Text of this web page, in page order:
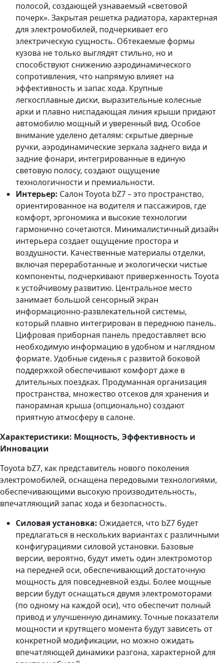
полосой, создающей узнаваемый «световой
почерк». Закрытая решетка радиатора, характерная
для электромобилей, подчеркивает его
электрическую сущность. Обтекаемые формы
кузова не только выглядят стильно, но и
способствуют снижению аэродинамического
сопротивления, что напрямую влияет на
эффективность и запас хода. Крупные
легкосплавные диски, выразительные колесные
арки и плавно ниспадающая линия крыши придают
автомобилю мощный и уверенный вид. Особое
внимание уделено деталям: скрытые дверные
ручки, аэродинамические зеркала заднего вида и
задние фонари, интегрированные в единую
световую полосу, создают ощущение
технологичности и премиальности.
Интерьер: Салон Toyota bZ7 – это пространство,
ориентированное на водителя и пассажиров, где
комфорт, эргономика и высокие технологии
гармонично сочетаются. Минималистичный дизайн
интерьера создает ощущение простора и
воздушности. Качественные материалы отделки,
включая переработанные и экологически чистые
компоненты, подчеркивают приверженность Toyota
к устойчивому развитию. Центральное место
занимает большой сенсорный экран
информационно-развлекательной системы,
который плавно интегрирован в переднюю панель.
Цифровая приборная панель предоставляет всю
необходимую информацию в удобном и наглядном
формате. Удобные сиденья с развитой боковой
поддержкой обеспечивают комфорт даже в
длительных поездках. Продуманная организация
пространства, множество отсеков для хранения и
панорамная крыша (опционально) создают
приятную атмосферу в салоне.
Характеристики: Мощность, Эффективность и
Инновации
Toyota bZ7, как представитель нового поколения
электромобилей, оснащена передовыми технологиями,
обеспечивающими высокую производительность,
впечатляющий запас хода и безопасность.
Силовая установка: Ожидается, что bZ7 будет
предлагаться в нескольких вариантах с различными
конфигурациями силовой установки. Базовые
версии, вероятно, будут иметь один электромотор
на передней оси, обеспечивающий достаточную
мощность для повседневной езды. Более мощные
версии будут оснащаться двумя электромоторами
(по одному на каждой оси), что обеспечит полный
привод и улучшенную динамику. Точные показатели
мощности и крутящего момента будут зависеть от
конкретной модификации, но можно ожидать
впечатляющей динамики разгона, характерной для